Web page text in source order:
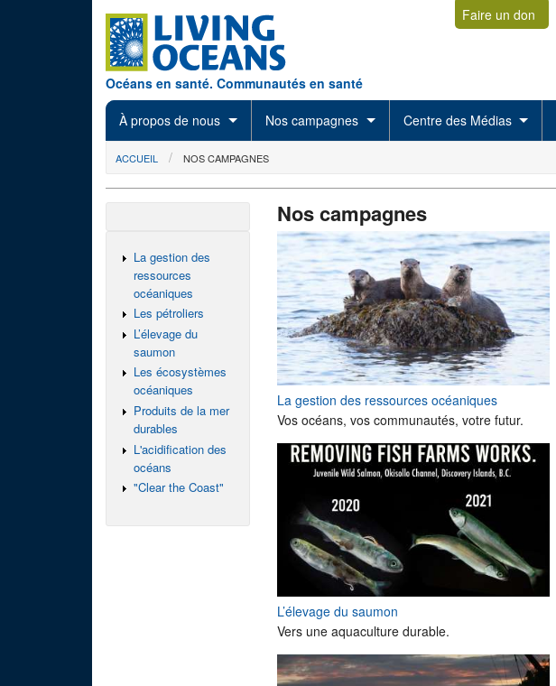
Océans en santé. Communautés en santé
Faire un don
À propos de nous Nos campagnes Centre des Médias
You are here
ACCUEIL NOS CAMPAGNES
Nos campagnes
La gestion des ressources océaniques
Vos océans, vos communautés, votre futur.
L’élevage du saumon
Vers une aquaculture durable.
La gestion des
ressources
océaniques
Les pétroliers
L’élevage du
saumon
Les écosystèmes
océaniques
Produits de la mer
durables
L'acidification des
océans
"Clear the Coast"